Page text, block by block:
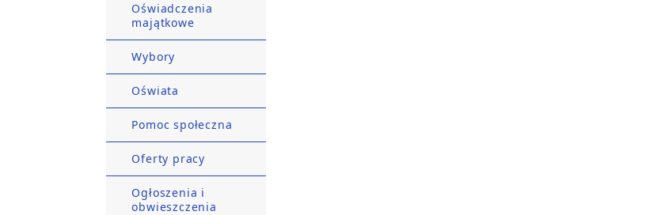
Oświadczenia
majątkowe
Wybory
Oświata
Pomoc społeczna
Oferty pracy
Ogłoszenia i
obwieszczenia